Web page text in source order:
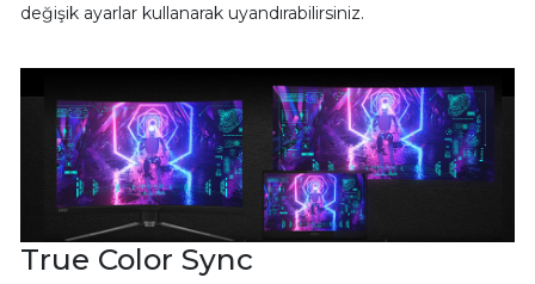
değişik ayarlar kullanarak uyandırabilirsiniz.
True Color Sync